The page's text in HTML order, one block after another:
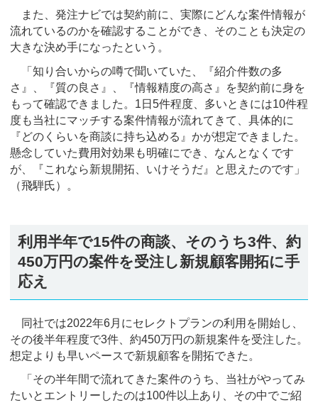
また、発注ナビでは契約前に、実際にどんな案件情報が
流れているのかを確認することができ、そのことも決定の
大きな決め手になったという。
「知り合いからの噂で聞いていた、『紹介件数の多
さ』、『質の良さ』、『情報精度の高さ』を契約前に身を
もって確認できました。1日5件程度、多いときには10件程
度も当社にマッチする案件情報が流れてきて、具体的に
『どのくらいを商談に持ち込める』かが想定できました。
懸念していた費用対効果も明確にでき、なんとなくです
が、『これなら新規開拓、いけそうだ』と思えたのです」
（飛騨氏）。
利用半年で15件の商談、そのうち3件、約
450万円の案件を受注し新規顧客開拓に手
応え
同社では2022年6月にセレクトプランの利用を開始し、
その後半年程度で3件、約450万円の新規案件を受注した。
想定よりも早いペースで新規顧客を開拓できた。
「その半年間で流れてきた案件のうち、当社がやってみ
たいとエントリーしたのは100件以上あり、その中でご紹